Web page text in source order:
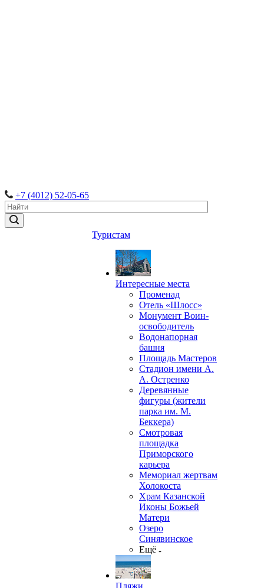
+7 (4012) 52-05-65
Туристам
Интересные места
Променад
Отель «Шлосс»
Монумент Воин-
освободитель
Водонапорная
башня
Площадь Мастеров
Стадион имени А.
А. Остренко
Деревянные
фигуры (жители
парка им. М.
Беккера)
Смотровая
площадка
Приморского
карьера
Мемориал жертвам
Холокоста
Храм Казанской
Иконы Божьей
Матери
Озеро
Синявинское
Ещё
Пляжи